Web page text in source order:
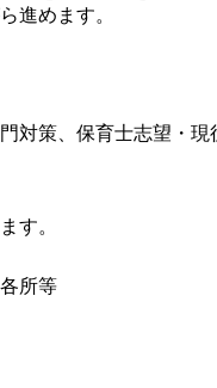
進めます。
対策、保育士志望・現
す。
所等